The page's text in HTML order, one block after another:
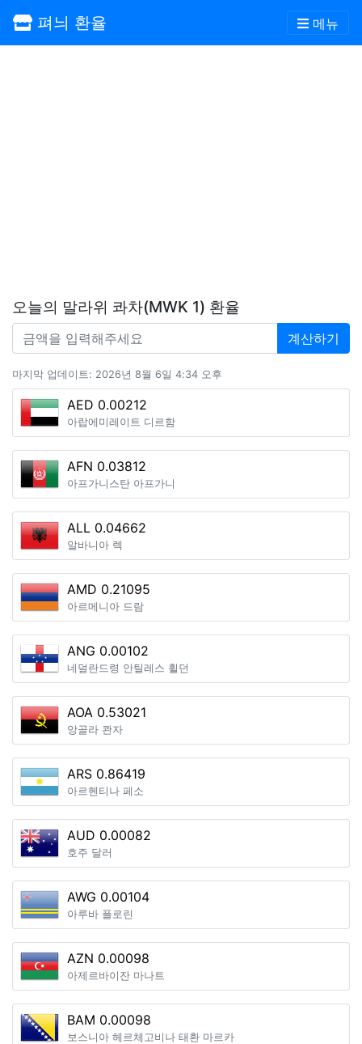
펴늬 환율 메뉴
오늘의 말라위 콰차(MWK 1) 환율
계산하기
마지막 업데이트: 2026년 8월 6일 4:34 오후
AED 0.00212
아랍에미레이트 디르함
AFN 0.03812
아프가니스탄 아프가니
ALL 0.04662
알바니아 렉
AMD 0.21095
아르메니아 드람
ANG 0.00102
네덜란드령 안틸레스 휠던
AOA 0.53021
앙골라 콴자
ARS 0.86419
아르헨티나 페소
AUD 0.00082
호주 달러
AWG 0.00104
아루바 플로린
AZN 0.00098
아제르바이잔 마나트
BAM 0.00098
보스니아 헤르체고비나 태환 마르카